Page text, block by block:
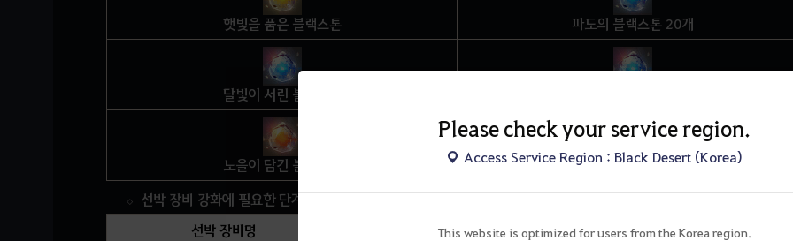
Please check your service region.
Access Service Region : Black Desert (Korea)
This website is optimized for users from the Korea region.
햇빛을 품은 블랙스톤 파도의 블랙스톤 20개
달빛이 서린 블랙스톤
노을이 담긴 블랙스톤
파도의 블랙스톤 50개
선박 장비 강화에 필요한 단계별 '파도의 블랙스톤' 개수는 다음과 같습니다.
선박 장비명
강화 단계
강화 필요 아이템